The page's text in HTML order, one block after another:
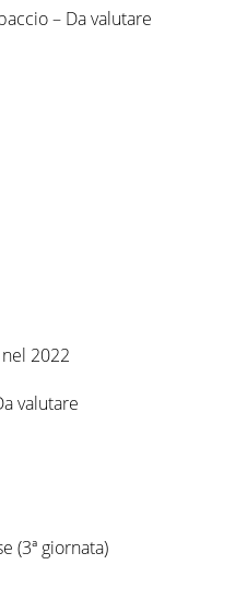
– Da valutare
2022
valutare
(3ª giornata)